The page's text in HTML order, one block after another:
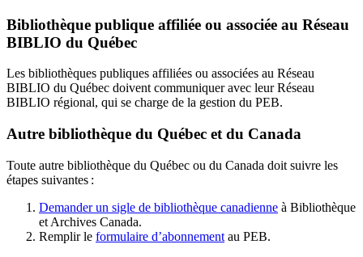
Bibliothèque publique affiliée ou associée au Réseau
BIBLIO du Québec
Les bibliothèques publiques affiliées ou associées au Réseau
BIBLIO du Québec doivent communiquer avec leur Réseau
BIBLIO régional, qui se charge de la gestion du PEB.
Autre bibliothèque du Québec et du Canada
Toute autre bibliothèque du Québec ou du Canada doit suivre les
étapes suivantes :
Demander un sigle de bibliothèque canadienne à Bibliothèque
et Archives Canada.
Remplir le formulaire d’abonnement au PEB.